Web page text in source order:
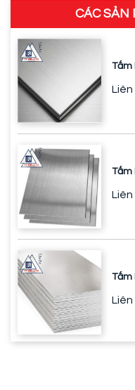
CÁC SẢN
Tấm
Liên
Tấm
Liên
Tấm
Liên